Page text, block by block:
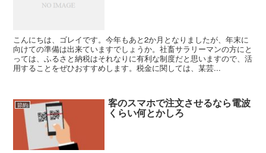
こんにちは、ゴレイです。今年もあと2か月となりましたが、年末に
向けての準備は出来ていますでしょうか。社畜サラリーマンの方にと
っては、ふるさと納税はそれなりに有利な制度だと思いますので、活
用することをぜひおすすめします。税金に関しては、某芸...
節約 客のスマホで注文させるなら電波
くらい何とかしろ